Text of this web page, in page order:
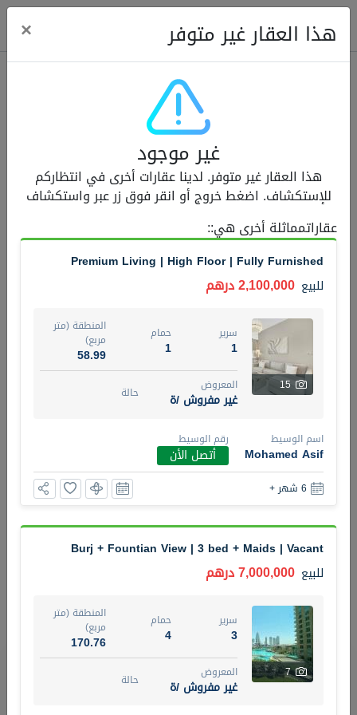
شقة للبيع 1,350,000 درهم
4
سرير
1
2
مربع)
المعروض
مفروش/ة جزئيا
اسم الوسيط
MOHAMMED ARSHAD SAIYED
رقم الوسيط
أتصل الأن
2BR Golf, Pool & Villa View | 3 Bathrooms | 1,274.77 Sq
Ft | Ellington House II
شقة للبيع 4,100,000 درهم
سرير
2
حمام
3
المنطقة (متر
118.34
الخريطة
اسم الوسيط
TATIANA VEBER
رقم الوسيط
أتصل الأن تصفية
هذا العقار غير متوفر ×
غير موجود
هذا العقار غير متوفر. لدينا عقارات أخرى في انتظاركم
للإستكشاف. اضغط خروج أو انقر فوق زر عبر واستكشاف
عقاراتمماثلة أخرى هي::
Premium Living | High Floor | Fully Furnished
للبيع 2,100,000 درهم
15
سرير
1
حمام
1
المنطقة (متر
مربع)
58.99
المعروض
غير مفروش /ة حالة
اسم الوسيط
Mohamed Asif
رقم الوسيط
أتصل الأن
6 شهر +
Burj + Fountian View | 3 bed + Maids | Vacant
للبيع 7,000,000 درهم
7
سرير
3
حمام
4
المنطقة (متر
مربع)
170.76
المعروض
غير مفروش /ة حالة